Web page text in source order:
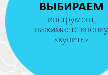
ВЫБИРАЕМ
инструмент,
нажимаете кнопку
«купить»